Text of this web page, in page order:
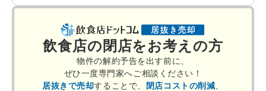
飲食店の閉店をお考えの方
物件の解約予告を出す前に、
ぜひ一度専門家へご相談ください！
居抜きで売却することで、 閉店コストの削減